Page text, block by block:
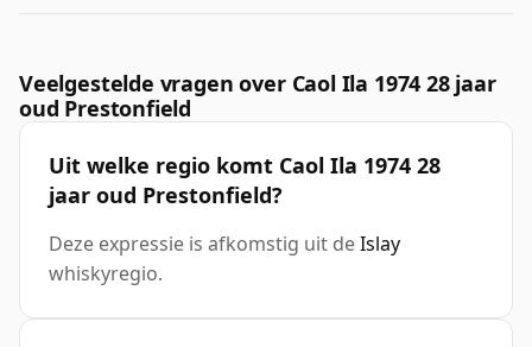
Veelgestelde vragen over Caol Ila 1974 28 jaar
oud Prestonfield
Uit welke regio komt Caol Ila 1974 28
jaar oud Prestonfield?
Deze expressie is afkomstig uit deIslay
whiskyregio.